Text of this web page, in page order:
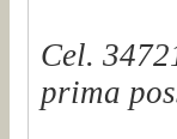
Cel.
prima